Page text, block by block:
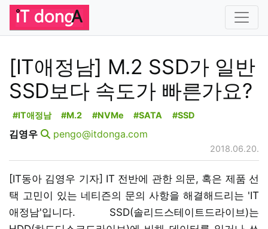
[IT애정남] M.2 SSD가 일반
SSD보다 속도가 빠른가요?
#IT애정남 #M.2 #NVMe #SATA #SSD
김영우 pengo@itdonga.com
2018.06.20.
[IT동아 김영우 기자] IT 전반에 관한 의문, 혹은 제품 선
택 고민이 있는 네티즌의 문의 사항을 해결해드리는 'IT
애정남'입니다. SSD(솔리드스테이트드라이브)는